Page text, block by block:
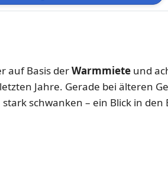
auf Basis derWarmmiete und
Jahre. Gerade bei älteren
schwanken – ein Blick in